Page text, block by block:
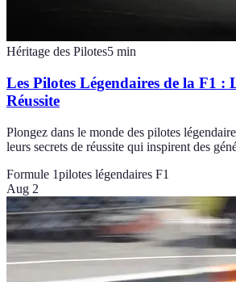
Héritage des Pilotes5 min
Les Pilotes Légendaires de la F1 :
Réussite
Plongez dans le monde des pilotes
leurs secrets de réussite qui inspirent des
Formule 1pilotes légendaires F1
Aug 2